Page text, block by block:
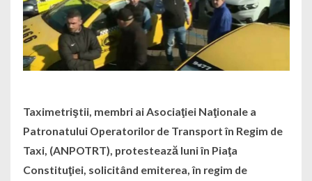
Taximetriştii, membri ai Asociaţiei Naţionale a
Patronatului Operatorilor de Transport în Regim de
Taxi, (ANPOTRT), protestează luni în Piaţa
Constituţiei, solicitând emiterea, în regim de